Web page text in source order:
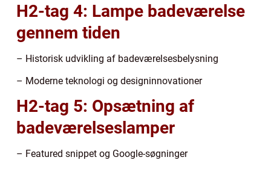
H2-tag 4: Lampe badeværelse
gennem tiden
– Historisk udvikling af badeværelsesbelysning
– Moderne teknologi og designinnovationer
H2-tag 5: Opsætning af
badeværelseslamper
– Featured snippet og Google-søgninger